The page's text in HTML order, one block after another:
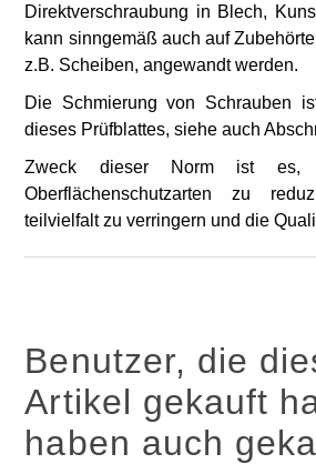
Direktverschraubung in Blech,
kann sinngemäß auch auf
z.B. Scheiben, angewandt werden.
Die Schmierung von Schrauben
dieses Prüfblattes, siehe auch
Zweck dieser Norm ist es,
Oberflächenschutzarten zu
teilvielfalt zu verringern und die
Benutzer, die
Artikel gekauft
haben auch